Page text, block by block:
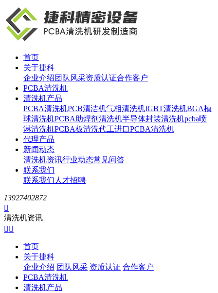
首页
关于捷科
企业介绍团队风采资质认证合作客户
PCBA清洗机
清洗机产品
PCBA清洗机PCB清洁机气相清洗机IGBT清洗机BGA植
球清洗机PCBA助焊剂清洗机半导体封装清洗机pcba喷
淋清洗机PCBA板清洗代工进口PCBA清洗机
代理产品
新闻动态
清洗机资讯行业动态常见问答
联系我们
联系我们 人才招聘
13927402872

清洗机资讯
 
首页
关于捷科
企业介绍 团队风采 资质认证 合作客户
PCBA清洗机
清洗机产品